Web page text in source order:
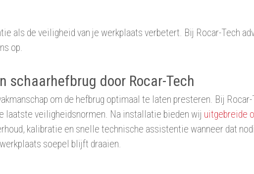
als de veiligheid van je werkplaats verbetert. Bij Rocar-Tech
op.
door Rocar-Tech
om de hefbrug optimaal te laten presteren. Bij
laatste veiligheidsnormen. Na installatie bieden wij uitgebreide
kalibratie en snelle technische assistentie wanneer dat
soepel blijft draaien.